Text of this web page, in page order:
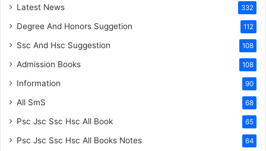
Latest News 332
Degree And Honors Suggetion 112
Ssc And Hsc Suggestion 108
Admission Books 108
Information 90
All SmS 68
Psc Jsc Ssc Hsc All Book 65
Psc Jsc Ssc Hsc All Books Notes 64